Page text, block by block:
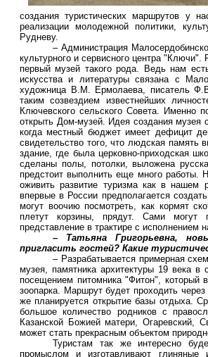
создания туристических маршрутов у
реализации молодежной политики,
Рудневу.
– Администрация
культурного и сервисного центра
первый музей такого рода. Ведь нам
искусства и литературы связана с
художница В.М. Ермолаева, писатель
таким созвездием известнейших
Ключевского сельского Совета.
открыть Дом-музей. Идея создания музея
когда местный бюджет имеет дефицит
свидетельство того, что людская память
здание, где была церковно-приходская
сделаны полы, потолки, выложена
предстоит выполнить еще много работы.
оживить развитие туризма как в
впервые в России предполагается
могут воочию посмотреть, как кормят
плетут корзины, прядут. Сами могут
представление в трактире с исполнением
– Татьяна Григорьевна,
пригласить гостей? Какие
– Разрабатывается примерная
музея, памятника архитектуры 19 века
посещением питомника "Фитон", который
зоопарка. Маршрут будет проходить
же планируется открытие базы отдыха.
большое количество родников с
Казанской Божией матери, Огаревский,
может стать прекрасным объектом
Туристам так же интересно
промыслом и изготавливают